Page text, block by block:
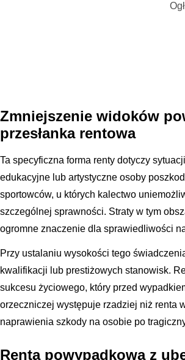
Zmniejszenie widoków
przesłanka rentowa
Ta specyficzna forma renty dotyczy
edukacyjne lub artystyczne osoby
sportowców, u których kalectwo
szczególnej sprawności. Straty w tym
ogromne znaczenie dla sprawiedliwości
Przy ustalaniu wysokości tego
kwalifikacji lub prestiżowych stanowisk.
sukcesu życiowego, który przed
orzeczniczej występuje rzadziej niż renta
naprawienia szkody na osobie po
Renta powypadkowa z